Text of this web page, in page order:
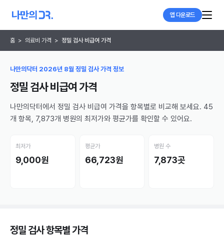
앱 다운로드
홈 > 의료비 가격 > 정밀 검사 비급여 가격
나만의닥터 2026년 8월 정밀 검사 가격 정보
정밀 검사 비급여 가격
나만의닥터에서 정밀 검사 비급여 가격을 항목별로 비교해 보세요. 45
개 항목, 7,873개 병원의 최저가와 평균가를 확인할 수 있어요.
최저가
9,000원
평균가
66,723원
병원 수
7,873곳
정밀 검사항목별 가격